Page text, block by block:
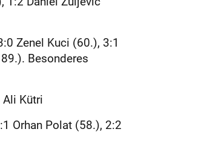
Zenel Kuci (60.), 3:1
Besonderes
Kütri
Orhan Polat (58.), 2:2